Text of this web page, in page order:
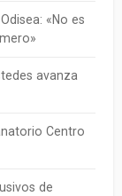
«No es
avanza
Centro
de